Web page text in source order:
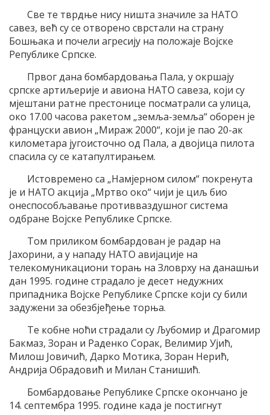
Све те тврдње нису ништа значиле за НАТО
савез, већ су се отворено сврстали на страну
Бошњака и почели агресију на положаје Војске
Републике Српске.
Првог дана бомбардовања Пала, у окршају
српске артиљерије и авиона НАТО савеза, који су
мјештани ратне престонице посматрали са улица,
око 17.00 часова ракетом „земља-земља“ оборен је
француски авион „Мираж 2000“, који је пао 20-ак
километара југоисточно од Пала, а двојица пилота
спасила су се катапултирањем.
Истовремено са „Намјерном силом“ покренута
је и НАТО акција „Мртво око“ чији је циљ био
онеспособљавање противваздушног система
одбране Војске Републике Српске.
Том приликом бомбардован је радар на
Јахорини, а у нападу НАТО авијације на
телекомуникациони торањ на Зловрху на данашњи
дан 1995. године страдало је десет недужних
припадника Војске Републике Српске који су били
задужени за обезбјеђење торња.
Те кобне ноћи страдали су Љубомир и Драгомир
Бакмаз, Зоран и Раденко Сорак, Велимир Ујић,
Милош Јовичић, Дарко Мотика, Зоран Нерић,
Андрија Обрадовић и Милан Станишић.
Бомбардовање Републике Српске окончано је
14. септембра 1995. године када је постигнут